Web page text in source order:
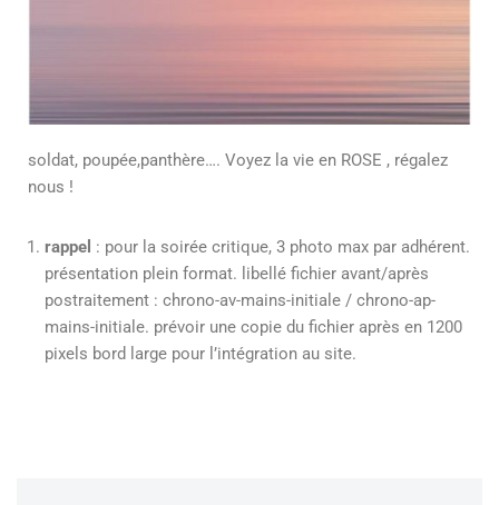
soldat, poupée,panthère…. Voyez la vie en ROSE , régalez
nous !
rappel : pour la soirée critique, 3 photo max par adhérent.
présentation plein format. libellé fichier avant/après
postraitement : chrono-av-mains-initiale / chrono-ap-
mains-initiale. prévoir une copie du fichier après en 1200
pixels bord large pour l’intégration au site.